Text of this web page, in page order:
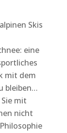
Skis
eine
mit dem
bleiben…
mit
nicht